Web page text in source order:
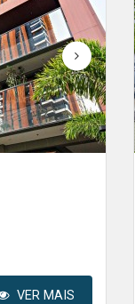
VER MAIS